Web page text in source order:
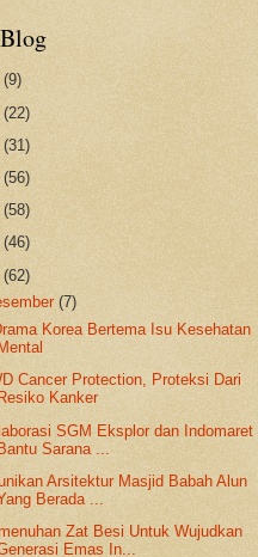
(9)
(22)
(31)
(56)
(58)
(46)
(62)
(7)
Korea Bertema Isu Kesehatan
Mental
Cancer Protection, Proteksi Dari
Resiko Kanker
SGM Eksplor dan Indomaret
Sarana ...
Arsitektur Masjid Babah Alun
Berada ...
Zat Besi Untuk Wujudkan
Emas In...